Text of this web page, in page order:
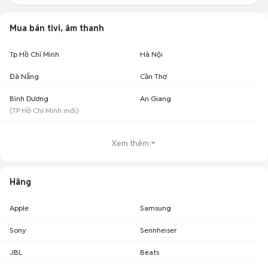
Mua bán tivi, âm thanh
Tp Hồ Chí Minh Hà Nội
Đà Nẵng Cần Thơ
Bình Dương
(TP Hồ Chí Minh mới)
An Giang
Xem thêm
Hãng
Apple Samsung
Sony Sennheiser
JBL Beats